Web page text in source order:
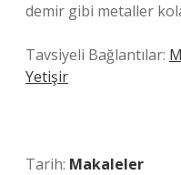
demir gibi metaller
Tavsiyeli Bağlantılar:
Yetişir
Tarih: Makaleler